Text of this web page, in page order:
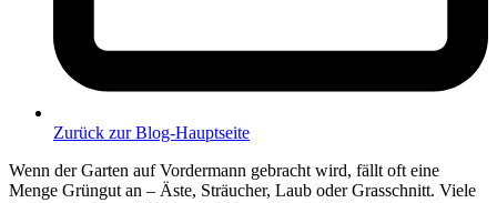
Zurück zur Blog-Hauptseite
Wenn der Garten auf Vordermann gebracht wird, fällt oft eine
Menge Grüngut an – Äste, Sträucher, Laub oder Grasschnitt. Viele